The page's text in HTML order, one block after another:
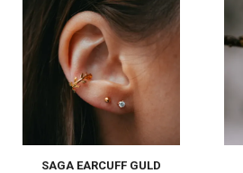
SAGA EARCUFF GULD